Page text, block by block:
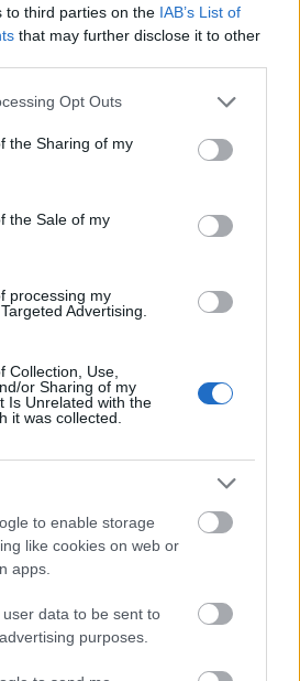
to third parties on the IAB’s List of
that may further disclose it to other
app uses one or more Google
usage behaviour. You may click to
Google and its third-party tags to
specified purposes in below Google
Opt Outs
the Sharing of my
the Sale of my
processing my
Advertising.
Collection, Use,
or Sharing of my
Is Unrelated with the
it was collected.
to enable storage
like cookies on web or
apps.
data to be sent to
purposes.
ennyi áramot sikerült
hálózatokra és a
biztonsági kockázataira
titkosszolgálatok
nézz vissza, és nézd